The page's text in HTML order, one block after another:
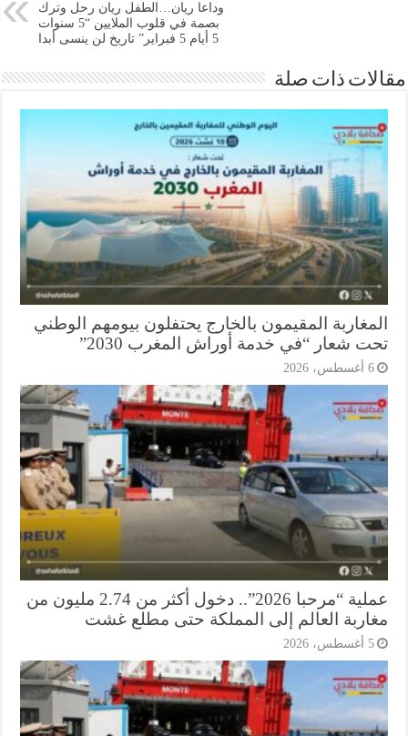
وداعا ريان…الطفل ريان رحل وترك
بصمة في قلوب الملايين “5 سنوات
ذات صلة
المقيمون بالخارج يحتفلون بيومهم الوطني
شعار “في خدمة أوراش المغرب 2030”
عملية “مرحبا 2026”.. دخول أكثر من 2.74 مليون من
العالم إلى المملكة حتى مطلع غشت